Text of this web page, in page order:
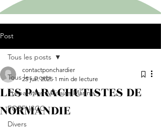
Post
Tous les posts
Préparation Militaire Marine
FORFUSCO
Divers
Tous les posts
LES PARACHUTISTES DE
NORMANDIE
contactponchardier
25 juil. 2025 1 min de lecture